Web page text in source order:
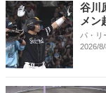
谷川
メン
パ・リ
2026/